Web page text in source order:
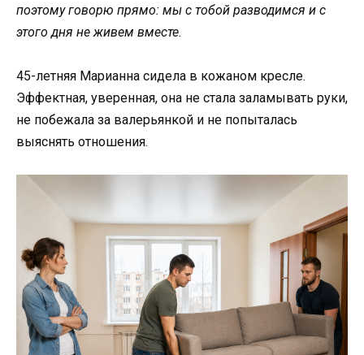
поэтому говорю прямо: мы с тобой разводимся и с
этого дня не живем вместе.
45-летняя Марианна сидела в кожаном кресле.
Эффектная, уверенная, она не стала заламывать руки,
не побежала за валерьянкой и не попыталась
выяснять отношения.